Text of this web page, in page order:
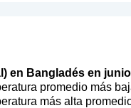
en Bangladés en
promedio más
más alta